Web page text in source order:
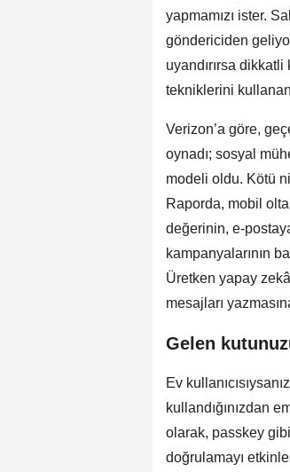
yapmamızı ister.
göndericiden
uyandırırsa
tekniklerini
Verizon’a göre,
oynadı; sosyal
modeli oldu. Kötü
Raporda, mobil
değerinin, e-
kampanyalarının
Üretken yapay
mesajları
Gelen
Ev
kullandığınızdan
olarak, passkey
doğrulamayı